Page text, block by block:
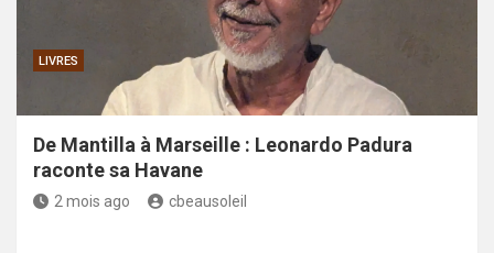
LIVRES
De Mantilla à Marseille : Leonardo Padura
raconte sa Havane
2 mois ago cbeausoleil